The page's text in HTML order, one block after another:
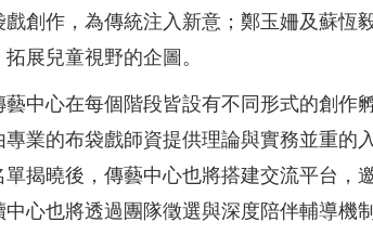
創作，為傳統注入新意；鄭玉姍及蘇恆
展兒童視野的企圖。
中心在每個階段皆設有不同形式的創作
業的布袋戲師資提供理論與實務並重的
揭曉後，傳藝中心也將搭建交流平台，
心也將透過團隊徵選與深度陪伴輔導機